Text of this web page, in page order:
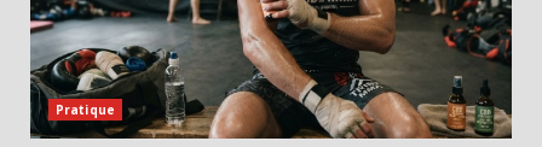
Pratique